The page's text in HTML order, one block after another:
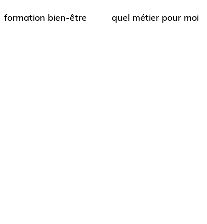
formation bien-être quel métier pour moi